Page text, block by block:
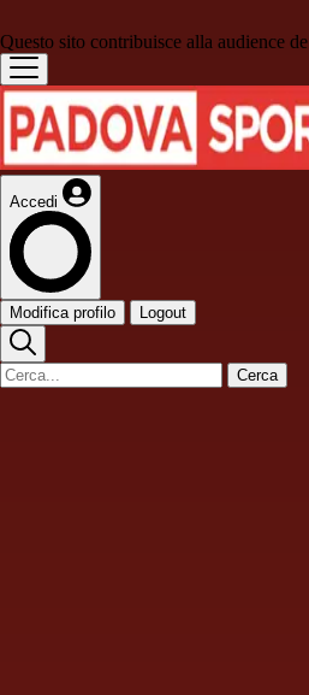
Questo sito contribuisce alla audience de
Accedi
Modifica profilo Logout
Cerca